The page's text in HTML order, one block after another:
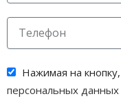
Нажимая на кнопку,
персональных данных